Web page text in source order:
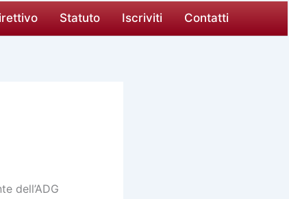
Statuto Iscriviti Contatti
dell’ADG